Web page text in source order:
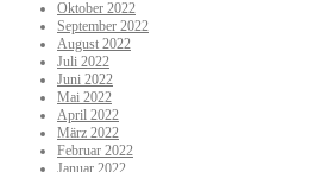
Oktober 2022
September 2022
August 2022
Juli 2022
Juni 2022
Mai 2022
April 2022
März 2022
Februar 2022
Januar 2022